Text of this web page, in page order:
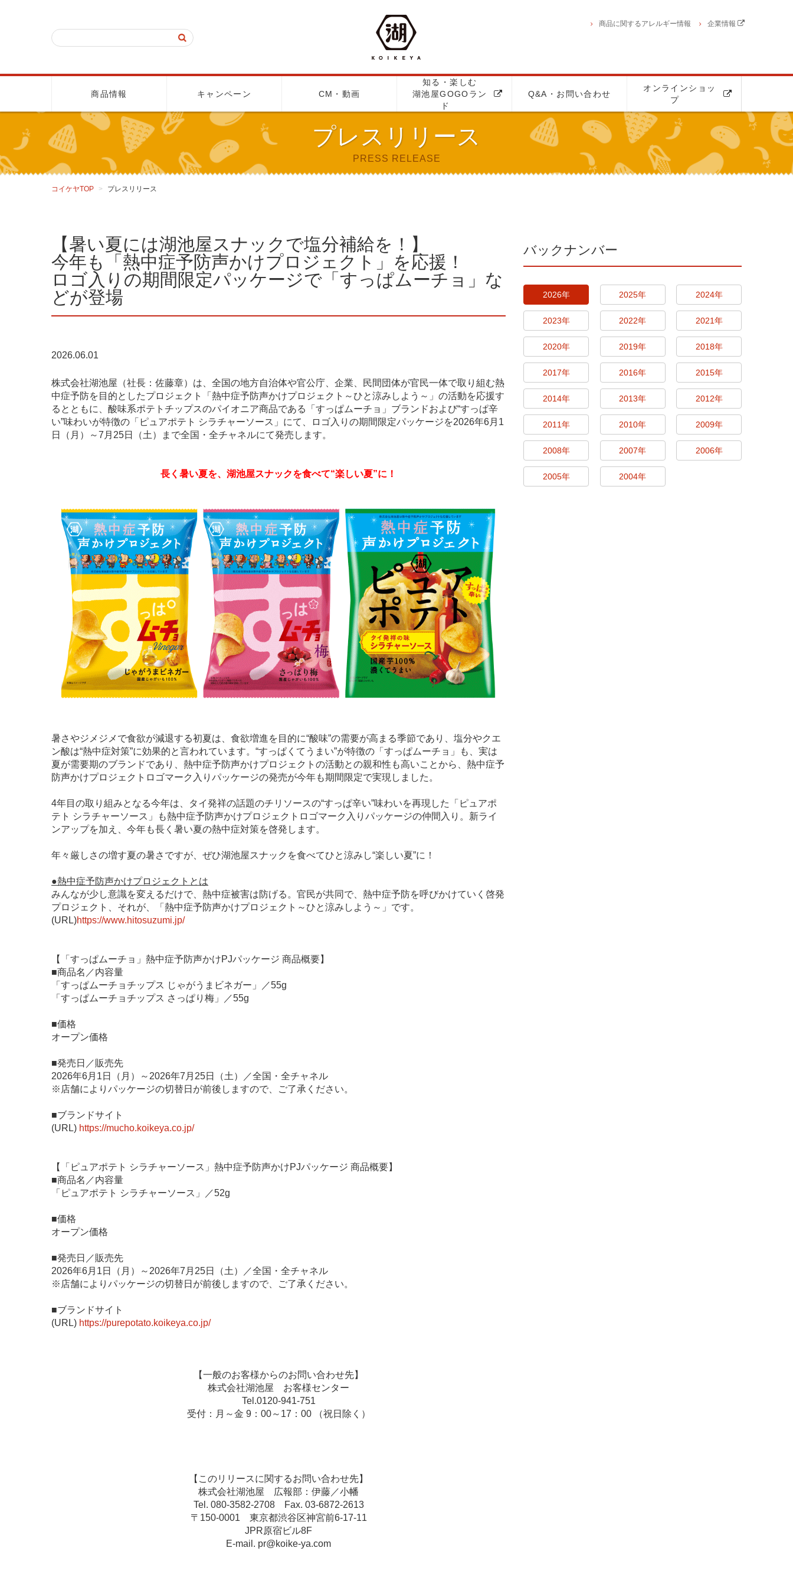
商品情報 キャンペーン CM・動画
知る・楽しむ
湖池屋GOGOラン
ド
Q&A・お問い合わせ
オンラインショッ
プ
商品に関するアレルギー情報 企業情報
プレスリリース
PRESS RELEASE
コイケヤTOP プレスリリース
【暑い夏には湖池屋スナックで塩分補給を！】
今年も「熱中症予防声かけプロジェクト」を応援！
ロゴ入りの期間限定パッケージで「すっぱムーチョ」な
どが登場
2026.06.01
株式会社湖池屋（社長：佐藤章）は、全国の地方自治体や官公庁、企業、民間団体が官民一体で取り組む熱
中症予防を目的としたプロジェクト「熱中症予防声かけプロジェクト～ひと涼みしよう～」の活動を応援す
るとともに、酸味系ポテトチップスのパイオニア商品である「すっぱムーチョ」ブランドおよび“すっぱ辛
い”味わいが特徴の「ピュアポテト シラチャーソース」にて、ロゴ入りの期間限定パッケージを2026年6月1
日（月）～7月25日（土）まで全国・全チャネルにて発売します。
長く暑い夏を、湖池屋スナックを食べて“楽しい夏”に！
暑さやジメジメで食欲が減退する初夏は、食欲増進を目的に“酸味”の需要が高まる季節であり、塩分やクエ
ン酸は“熱中症対策”に効果的と言われています。“すっぱくてうまい”が特徴の「すっぱムーチョ」も、実は
夏が需要期のブランドであり、熱中症予防声かけプロジェクトの活動との親和性も高いことから、熱中症予
防声かけプロジェクトロゴマーク入りパッケージの発売が今年も期間限定で実現しました。
4年目の取り組みとなる今年は、タイ発祥の話題のチリソースの“すっぱ辛い”味わいを再現した「ピュアポ
テト シラチャーソース」も熱中症予防声かけプロジェクトロゴマーク入りパッケージの仲間入り。新ライ
ンアップを加え、今年も長く暑い夏の熱中症対策を啓発します。
年々厳しさの増す夏の暑さですが、ぜひ湖池屋スナックを食べてひと涼みし“楽しい夏”に！
●熱中症予防声かけプロジェクトとは
みんなが少し意識を変えるだけで、熱中症被害は防げる。官民が共同で、熱中症予防を呼びかけていく啓発
プロジェクト、それが、「熱中症予防声かけプロジェクト～ひと涼みしよう～」です。
(URL)https://www.hitosuzumi.jp/
【「すっぱムーチョ」熱中症予防声かけPJパッケージ 商品概要】
■商品名／内容量
「すっぱムーチョチップス じゃがうまビネガー」／55g
「すっぱムーチョチップス さっぱり梅」／55g
■価格
オープン価格
■発売日／販売先
2026年6月1日（月）～2026年7月25日（土）／全国・全チャネル
※店舗によりパッケージの切替日が前後しますので、ご了承ください。
■ブランドサイト
(URL) https://mucho.koikeya.co.jp/
【「ピュアポテト シラチャーソース」熱中症予防声かけPJパッケージ 商品概要】
■商品名／内容量
「ピュアポテト シラチャーソース」／52g
■価格
オープン価格
■発売日／販売先
2026年6月1日（月）～2026年7月25日（土）／全国・全チャネル
※店舗によりパッケージの切替日が前後しますので、ご了承ください。
■ブランドサイト
(URL) https://purepotato.koikeya.co.jp/
【一般のお客様からのお問い合わせ先】
株式会社湖池屋 お客様センター
Tel.0120-941-751
受付：月～金 9：00～17：00 （祝日除く）
【このリリースに関するお問い合わせ先】
株式会社湖池屋 広報部：伊藤／小幡
Tel. 080-3582-2708 Fax. 03-6872-2613
〒150-0001 東京都渋谷区神宮前6-17-11
JPR原宿ビル8F
E-mail. pr@koike-ya.com
バックナンバー
2026年 2025年 2024年
2023年 2022年 2021年
2020年 2019年 2018年
2017年 2016年 2015年
2014年 2013年 2012年
2011年 2010年 2009年
2008年 2007年 2006年
2005年 2004年